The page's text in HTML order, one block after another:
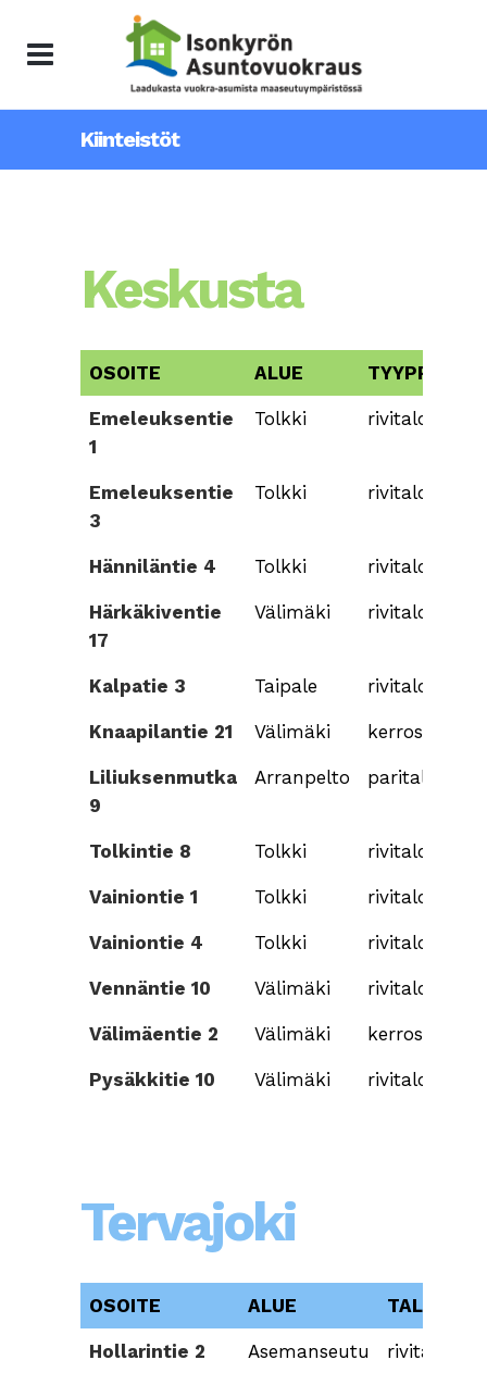
Kiinteistöt
Keskusta
OSOITE ALUE TYYPPI
Emeleuksentie
1
Tolkki rivitalo
Emeleuksentie
3
Tolkki rivitalo
Hänniläntie 4 Tolkki rivitalo
Härkäkiventie
17
Välimäki rivitalo
Kalpatie 3 Taipale rivitalo
Knaapilantie 21 Välimäki kerrostalo
Liliuksenmutka
9
Arranpelto paritalo
Tolkintie 8 Tolkki rivitalo
Vainiontie 1 Tolkki rivitalo
Vainiontie 4 Tolkki rivitalo
Vennäntie 10 Välimäki rivitalo
Välimäentie 2 Välimäki kerrostalo
Pysäkkitie 10 Välimäki rivitalo
Tervajoki
OSOITE ALUE
Hollarintie 2 Asemanseutu rivitalo